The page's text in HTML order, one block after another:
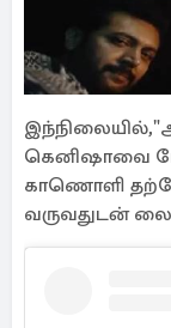
கெனிஷாவை
காணொளி
வருவதுடன்